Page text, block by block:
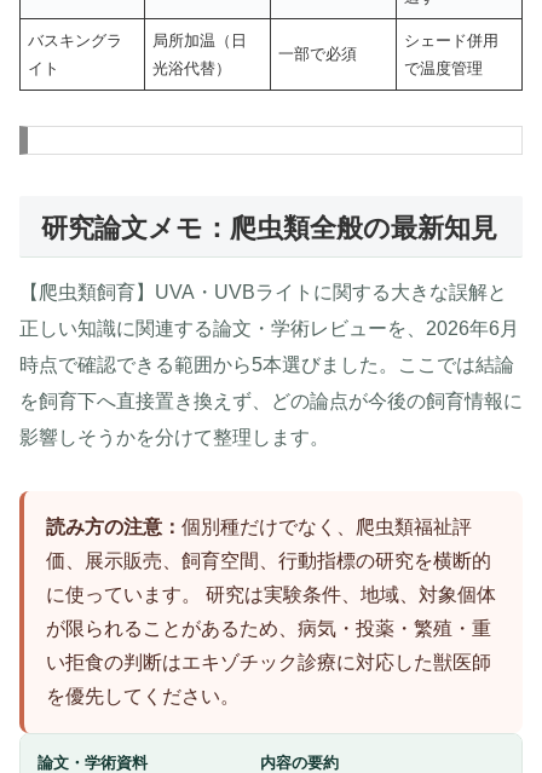
バスキングラ
イト
局所加温（日
光浴代替）
一部で必須
シェード併用
で温度管理
研究論文メモ：爬虫類全般の最新知見
【爬虫類飼育】UVA・UVBライトに関する大きな誤解と
正しい知識に関連する論文・学術レビューを、2026年6月
時点で確認できる範囲から5本選びました。ここでは結論
を飼育下へ直接置き換えず、どの論点が今後の飼育情報に
影響しそうかを分けて整理します。
読み方の注意： 個別種だけでなく、爬虫類福祉評
価、展示販売、飼育空間、行動指標の研究を横断的
に使っています。 研究は実験条件、地域、対象個体
が限られることがあるため、病気・投薬・繁殖・重
い拒食の判断はエキゾチック診療に対応した獣医師
を優先してください。
論文・学術資料 内容の要約